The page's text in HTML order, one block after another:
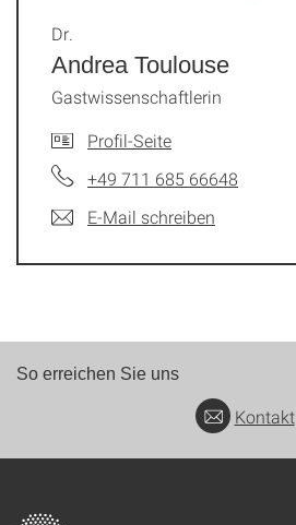
Andrea Toulouse
Dr.
Gastwissenschaftlerin
Profil-Seite
+49 711 685 66648
E-Mail schreiben
So erreichen Sie uns
Kontakt